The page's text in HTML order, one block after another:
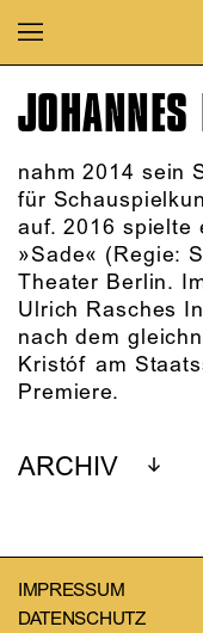
Zur
Zum
nahm 2014 sein
für
auf. 2016 spielte
»Sade« (Regie:
Theater Berlin.
Ulrich Rasches
nach dem
Kristóf am
Premiere.
ARCHIV
IMPRESSUM
DATENSCHUTZ